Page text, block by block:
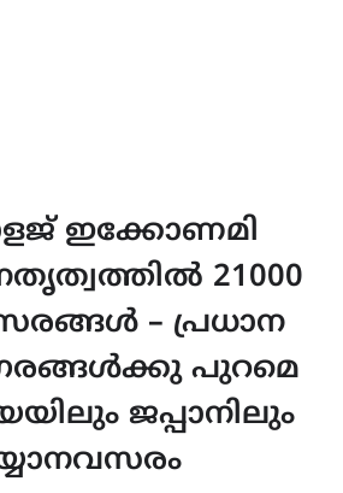
ഇക്കോണമി
21000
– പ്രധാന
പുറമെ
ജപ്പാനിലും